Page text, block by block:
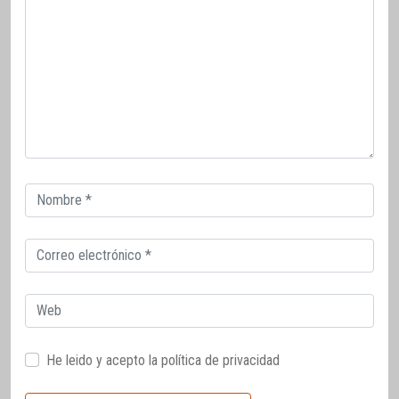
Correo
electrónico
Correo
electrónico
Web
He leido y acepto la política de privacidad